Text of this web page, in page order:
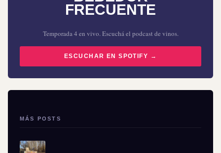
FRECUENTE
Temporada 4 en vivo. Escuchá el podcast de vinos.
ESCUCHAR EN SPOTIFY →
MÁS POSTS